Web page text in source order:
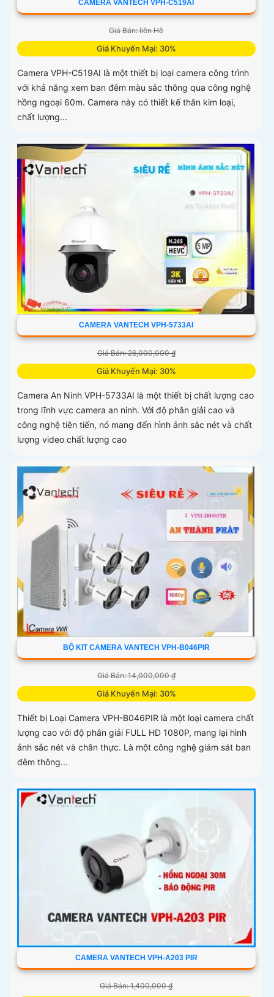
CAMERA VANTECH VPH-C519AI
Giá Bán: liên Hệ
Giá Khuyến Mại: 30%
Camera VPH-C519AI là một thiết bị loại camera công trình
với khả năng xem ban đêm màu sắc thông qua công nghệ
hồng ngoại 60m. Camera này có thiết kế thân kim loại,
chất lượng...
CAMERA VANTECH VPH-5733AI
Giá Bán: 26,000,000 ₫
Giá Khuyến Mại: 30%
Camera An Ninh VPH-5733AI là một thiết bị chất lượng cao
trong lĩnh vực camera an ninh. Với độ phân giải cao và
công nghệ tiên tiến, nó mang đến hình ảnh sắc nét và chất
lượng video chất lượng cao
BỘ KIT CAMERA VANTECH VPH-B046PIR
Giá Bán: 14,000,000 ₫
Giá Khuyến Mại: 30%
Thiết bị Loại Camera VPH-B046PIR là một loại camera chất
lượng cao với độ phân giải FULL HD 1080P, mang lại hình
ảnh sắc nét và chân thực. Là một công nghệ giám sát ban
đêm thông...
CAMERA VANTECH VPH-A203 PIR
Giá Bán: 1,400,000 ₫